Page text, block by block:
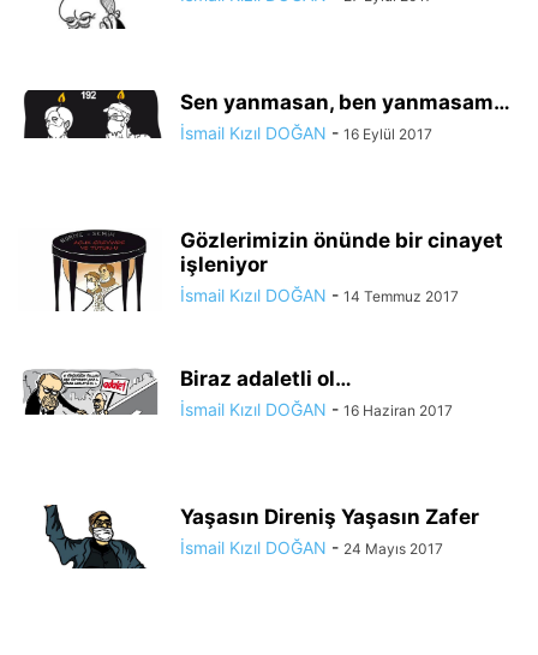
Sen yanmasan, ben yanmasam…
İsmail Kızıl DOĞAN - 16 Eylül 2017
Gözlerimizin önünde bir cinayet
işleniyor
İsmail Kızıl DOĞAN - 14 Temmuz 2017
Biraz adaletli ol…
İsmail Kızıl DOĞAN - 16 Haziran 2017
Yaşasın Direniş Yaşasın Zafer
İsmail Kızıl DOĞAN - 24 Mayıs 2017